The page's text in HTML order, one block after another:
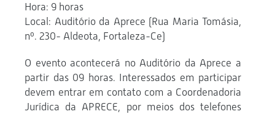
Hora: 9 horas
Local: Auditório da Aprece (Rua Maria Tomásia,
nº. 230- Aldeota, Fortaleza-Ce)
O evento acontecerá no Auditório da Aprece a
partir das 09 horas. Interessados em participar
devem entrar em contato com a Coordenadoria
Jurídica da APRECE, por meios dos telefones